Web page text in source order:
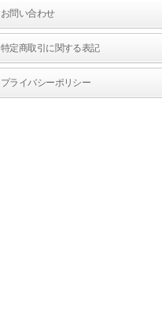
お問い合わせ
特定商取引に関する表記
プライバシーポリシー